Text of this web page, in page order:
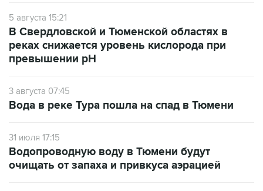
5 августа 15:21
В Свердловской и Тюменской областях в
реках снижается уровень кислорода при
превышении рН
3 августа 07:45
Вода в реке Тура пошла на спад в Тюмени
31 июля 17:15
Водопроводную воду в Тюмени будут
очищать от запаха и привкуса аэрацией